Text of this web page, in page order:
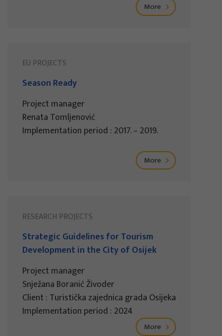
More
EU PROJECTS
Season Ready
Project manager
Renata Tomljenović
Implementation period : 2017. – 2019.
More
RESEARCH PROJECTS
Strategic Guidelines for Tourism
Development in the City of Osijek
Project manager
Snježana Boranić Živoder
Client : Turistička zajednica grada Osijeka
Implementation period : 2024
More